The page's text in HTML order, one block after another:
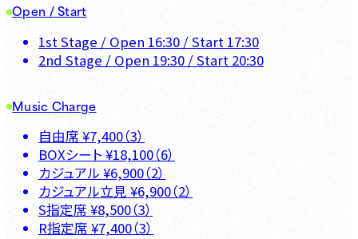
Open / Start
1st Stage / Open 16:30 / Start 17:30
2nd Stage / Open 19:30 / Start 20:30
Music Charge
自由席 ¥7,400（3）
BOXシート ¥18,100（6）
カジュアル ¥6,900（2）
カジュアル立見 ¥6,900（2）
S指定席 ¥8,500（3）
R指定席 ¥7,400（3）